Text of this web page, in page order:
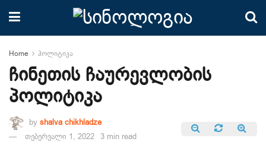
Home პოლიტიკა
ჩინეთის ჩაურევლობის
პოლიტიკა
by shalva chikhladze
თებერვალი 1, 2022
3 min read